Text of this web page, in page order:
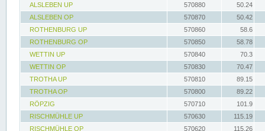
ALSLEBEN UP
570880
50.24
ALSLEBEN OP
570870
50.42
ROTHENBURG UP
570860
58.6
ROTHENBURG OP
570850
58.78
WETTIN UP
570840
70.3
WETTIN OP
570830
70.47
TROTHA UP
570810
89.15
TROTHA OP
570800
89.22
RÖPZIG
570710
101.9
RISCHMÜHLE UP
570630
115.19
RISCHMÜHLE OP
570620 115.26